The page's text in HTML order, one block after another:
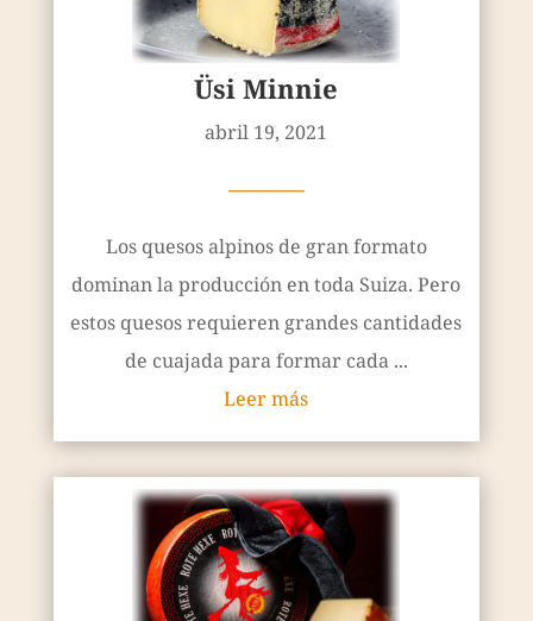
Üsi Minnie
abril 19, 2021
————
Los quesos alpinos de gran formato
dominan la producción en toda Suiza. Pero
estos quesos requieren grandes cantidades
de cuajada para formar cada ...
Leer más